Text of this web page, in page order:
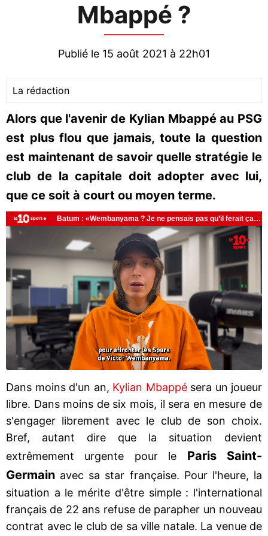
Mbappé ?
Publié le 15 août 2021 à 22h01
La rédaction
Alors que l'avenir de Kylian Mbappé au PSG
est plus flou que jamais, toute la question
est maintenant de savoir quelle stratégie le
club de la capitale doit adopter avec lui,
que ce soit à court ou moyen terme.
Dans moins d'un an, Kylian Mbappésera un joueur
libre. Dans moins de six mois, il sera en mesure de
s'engager librement avec le club de son choix.
Bref, autant dire que la situation devient
extrêmement urgente pour le Paris Saint-
Germain avec sa star française. Pour l'heure, la
situation a le mérite d'être simple : l'international
français de 22 ans refuse de parapher un nouveau
contrat avec le club de sa ville natale. La venue de